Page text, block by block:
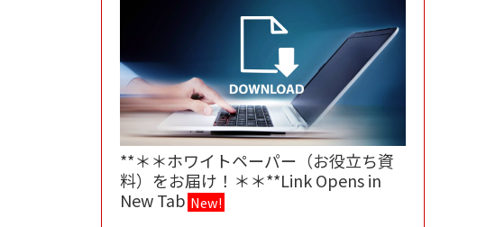
**＊＊ホワイトペーパー（お役立ち資
料）をお届け！＊＊**Link Opens in
New Tab New!